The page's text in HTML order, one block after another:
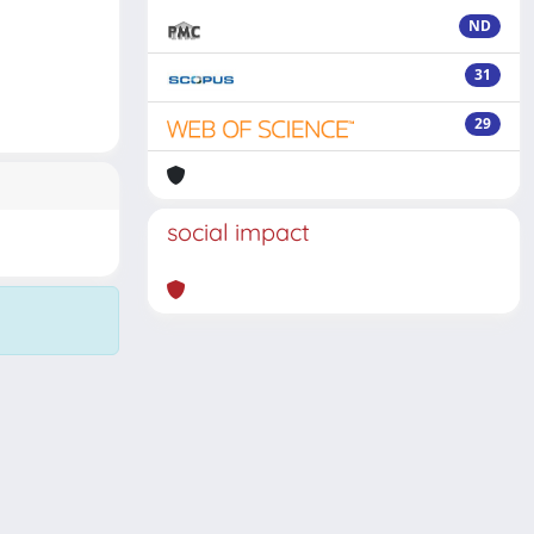
ND
31
29
social impact